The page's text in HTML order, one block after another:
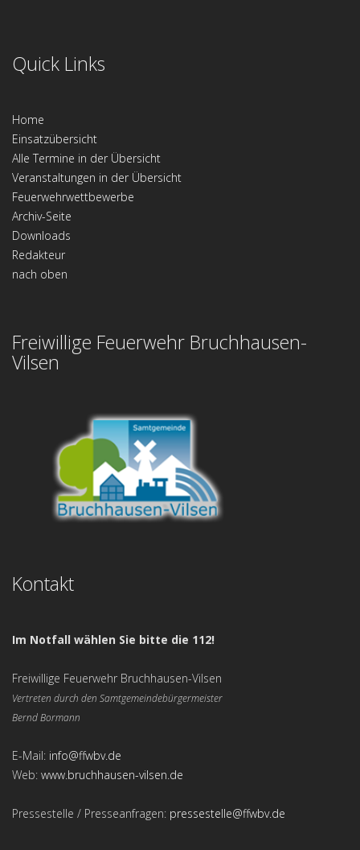
Quick Links
Home
Einsatzübersicht
Alle Termine in der Übersicht
Veranstaltungen in der Übersicht
Feuerwehrwettbewerbe
Archiv-Seite
Downloads
Redakteur
nach oben
Freiwillige Feuerwehr Bruchhausen-
Vilsen
Kontakt
Im Notfall wählen Sie bitte die 112!
Freiwillige Feuerwehr Bruchhausen-Vilsen
Vertreten durch den Samtgemeindebürgermeister
Bernd Bormann
E-Mail: info@ffwbv.de
Web: www.bruchhausen-vilsen.de
Pressestelle / Presseanfragen: pressestelle@ffwbv.de